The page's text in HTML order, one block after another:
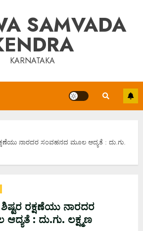
SAMVADA
KARNATAKA
ರಕ್ಷಣೆಯು ನಾರದರ ಸಂವಹನದ ಮೂಲ ಆದ್ಯತೆ : ದು.ಗು.
ಶಿಷ್ಟರ ರಕ್ಷಣೆಯು ನಾರದರ
: ದು.ಗು. ಲಕ್ಷ್ಮಣ